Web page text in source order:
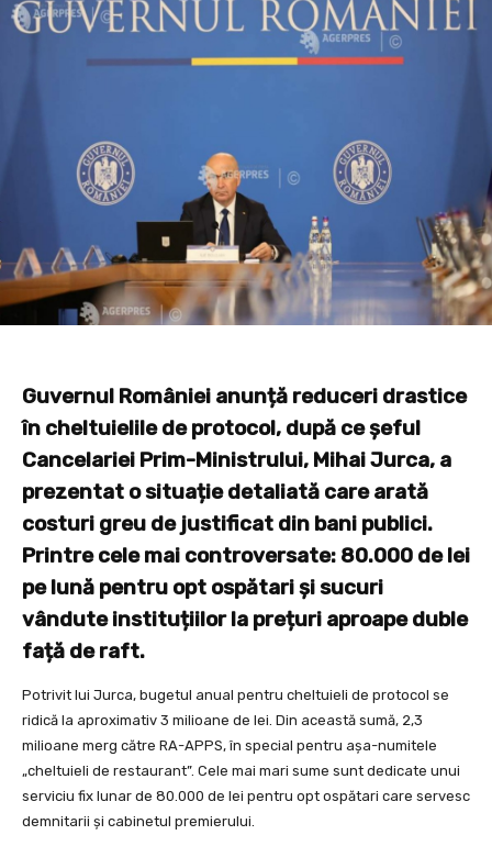
Guvernul României anunță reduceri drastice
în cheltuielile de protocol, după ce șeful
Cancelariei Prim-Ministrului, Mihai Jurca, a
prezentat o situație detaliată care arată
costuri greu de justificat din bani publici.
Printre cele mai controversate: 80.000 de lei
pe lună pentru opt ospătari și sucuri
vândute instituțiilor la prețuri aproape duble
față de raft.
Potrivit lui Jurca, bugetul anual pentru cheltuieli de protocol se
ridică la aproximativ 3 milioane de lei. Din această sumă, 2,3
milioane merg către RA-APPS, în special pentru așa-numitele
„cheltuieli de restaurant”. Cele mai mari sume sunt dedicate unui
serviciu fix lunar de 80.000 de lei pentru opt ospătari care servesc
demnitarii și cabinetul premierului.